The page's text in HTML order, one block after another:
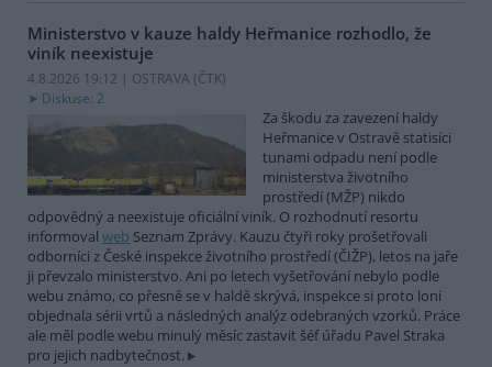
Ministerstvo v kauze haldy Heřmanice rozhodlo, že
viník neexistuje
4.8.2026 19:12 | OSTRAVA (ČTK)
Diskuse: 2
Za škodu za zavezení haldy
Heřmanice v Ostravě statisíci
tunami odpadu není podle
ministerstva životního
prostředí (MŽP) nikdo
odpovědný a neexistuje oficiální viník. O rozhodnutí resortu
informoval web Seznam Zprávy. Kauzu čtyři roky prošetřovali
odborníci z České inspekce životního prostředí (ČIŽP), letos na jaře
ji převzalo ministerstvo. Ani po letech vyšetřování nebylo podle
webu známo, co přesně se v haldě skrývá, inspekce si proto loni
objednala sérii vrtů a následných analýz odebraných vzorků. Práce
ale měl podle webu minulý měsíc zastavit šéf úřadu Pavel Straka
pro jejich nadbytečnost.